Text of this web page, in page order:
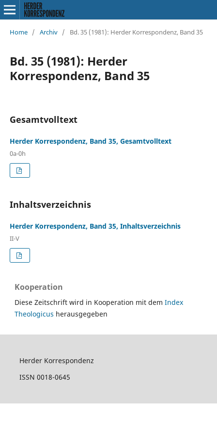
Home / Archiv / Bd. 35 (1981): Herder Korrespondenz, Band 35
Bd. 35 (1981): Herder
Korrespondenz, Band 35
Gesamtvolltext
Herder Korrespondenz, Band 35, Gesamtvolltext
0a-0h
Inhaltsverzeichnis
Herder Korrespondenz, Band 35, Inhaltsverzeichnis
II-V
Kooperation
Diese Zeitschrift wird in Kooperation mit dem Index
Theologicus herausgegeben
Herder Korrespondenz
ISSN 0018-0645